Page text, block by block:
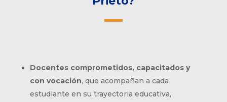
Docentes comprometidos, capacitados y
con vocación, que acompañan a cada
estudiante en su trayectoria educativa,